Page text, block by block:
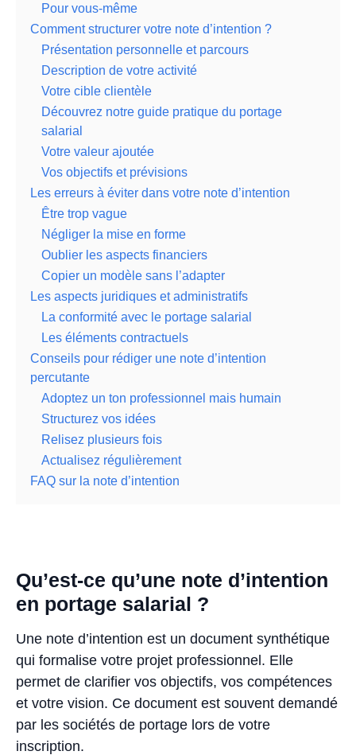
Pour vous-même
Comment structurer votre note d’intention ?
Présentation personnelle et parcours
Description de votre activité
Votre cible clientèle
Découvrez notre guide pratique du portage
salarial
Votre valeur ajoutée
Vos objectifs et prévisions
Les erreurs à éviter dans votre note d’intention
Être trop vague
Négliger la mise en forme
Oublier les aspects financiers
Copier un modèle sans l’adapter
Les aspects juridiques et administratifs
La conformité avec le portage salarial
Les éléments contractuels
Conseils pour rédiger une note d’intention
percutante
Adoptez un ton professionnel mais humain
Structurez vos idées
Relisez plusieurs fois
Actualisez régulièrement
FAQ sur la note d’intention
Qu’est-ce qu’une note d’intention
en portage salarial ?
Une note d’intention est un document synthétique
qui formalise votre projet professionnel. Elle
permet de clarifier vos objectifs, vos compétences
et votre vision. Ce document est souvent demandé
par les sociétés de portage lors de votre
inscription.